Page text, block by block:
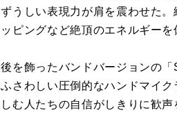
うしい表現力が肩を震わせた
ピングなど絶頂のエネルギー
を飾ったバンドバージョンの
さわしい圧倒的なハンドマイ
む人たちの自信がしきりに歓声